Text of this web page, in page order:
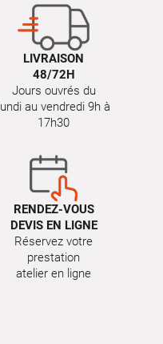
LIVRAISON
48/72H
Jours ouvrés du
lundi au vendredi 9h à
17h30
RENDEZ-VOUS
DEVIS EN LIGNE
Réservez votre
prestation
atelier en ligne